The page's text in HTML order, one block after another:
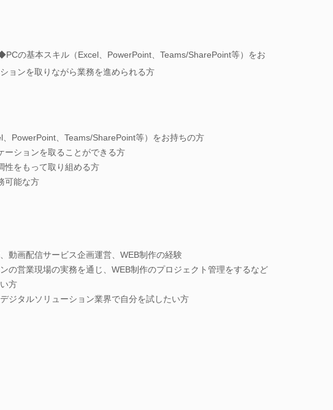
の基本スキル（Excel、PowerPoint、Teams/SharePoint等）をお
ョンを取りながら業務を進められる方
PowerPoint、Teams/SharePoint等）をお持ちの方
ーションを取ることができる方
性をもって取り組める方
可能な方
動画配信サービス企画運営、WEB制作の経験
の営業現場の実務を通じ、WEB制作のプロジェクト管理をするなど
方
ジタルソリューション業界で自分を試したい方